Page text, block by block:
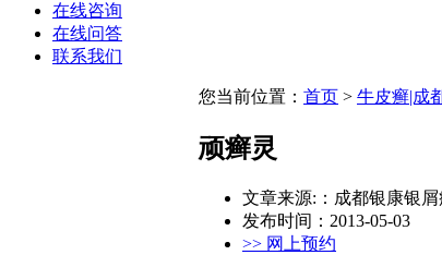
在线咨询
在线问答
联系我们
您当前位置： 首页 > 牛皮癣|成
顽癣灵
文章来源:：成都银康银屑
发布时间：2013-05-03
>> 网上预约